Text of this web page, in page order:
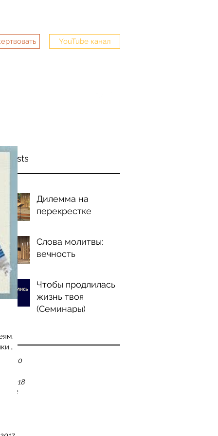
YouTube канал
Posts
Дилемма на
перекрестке
Слова молитвы:
вечность
Чтобы продлилась
жизнь твоя
(Семинары)
2020
2018
2018